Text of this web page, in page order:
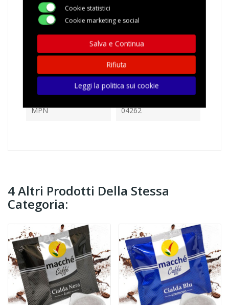
Riferimento C1MA44IN0050A
123 Articoli
8057733981702
MPN 04262
4 Altri Prodotti Della Stessa
Categoria:
Cookie statistici
Cookie marketing e social
Salva e Continua
Rifiuta
Leggi la politica sui cookie